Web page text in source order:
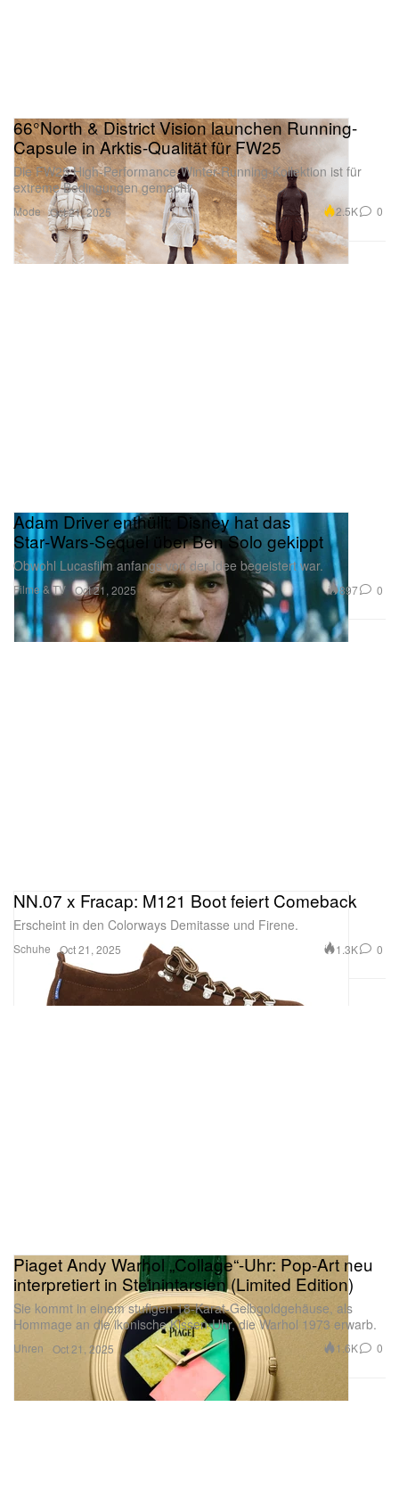
Mode
66°North & District Vision launchen Running-
Capsule in Arktis-Qualität für FW25
Die FW25 High-Performance-Winter-Running-Kollektion ist für
extreme Bedingungen gemacht.
Oct 21, 2025 2.5K 0
Filme & TV
Adam Driver enthüllt: Disney hat das
Star‑Wars‑Sequel über Ben Solo gekippt
Obwohl Lucasfilm anfangs von der Idee begeistert war.
Oct 21, 2025 897 0
Schuhe
NN.07 x Fracap: M121 Boot feiert Comeback
Erscheint in den Colorways Demitasse und Firene.
Oct 21, 2025 1.3K 0
Uhren
Piaget Andy Warhol „Collage“-Uhr: Pop-Art neu
interpretiert in Steinintarsien (Limited Edition)
Sie kommt in einem stufigen 18-Karat-Gelbgoldgehäuse, als
Hommage an die ikonische Kissen-Uhr, die Warhol 1973 erwarb.
Oct 21, 2025 1.6K 0